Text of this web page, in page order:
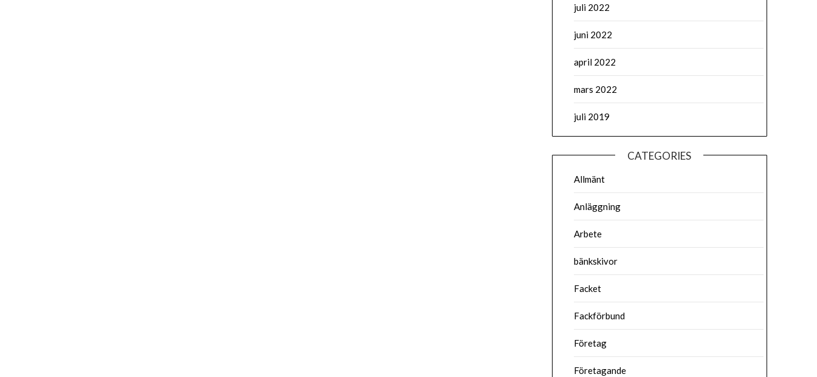
juli 2022
juni 2022
april 2022
mars 2022
juli 2019
CATEGORIES
Allmänt
Anläggning
Arbete
bänkskivor
Facket
Fackförbund
Företag
Företagande